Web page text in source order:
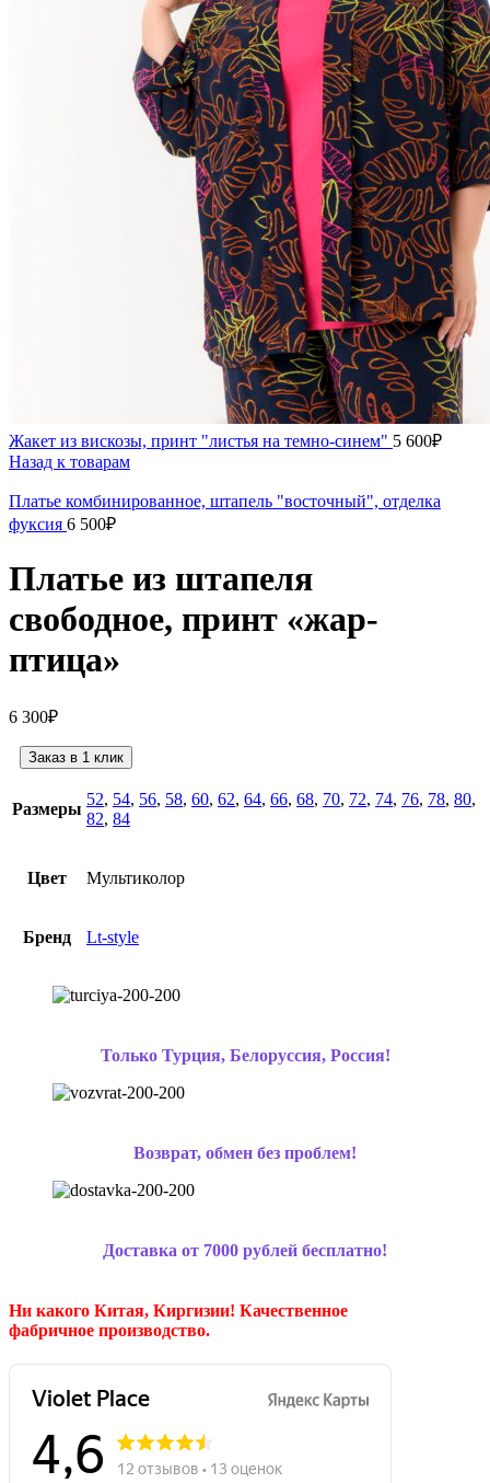
Жакет из вискозы, принт "листья на темно-синем" 5 600₽
Назад к товарам
Платье комбинированное, штапель "восточный", отделка
фуксия 6 500₽
Платье из штапеля
свободное, принт «жар-
птица»
6 300₽
Заказ в 1 клик
Размеры
52, 54, 56, 58, 60, 62, 64, 66, 68, 70, 72, 74, 76, 78, 80,
82, 84
Цвет Мультиколор
Бренд Lt-style
Только Турция, Белоруссия, Россия!
Возврат, обмен без проблем!
Доставка от 7000 рублей бесплатно!
Ни какого Китая, Киргизии! Качественное
фабричное производство.